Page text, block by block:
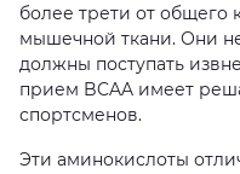
более трети от общего
мышечной ткани. Они
должны поступать
прием BCAA имеет
спортсменов.
Эти аминокислоты